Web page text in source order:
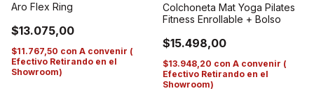
Aro Flex Ring
$13.075,00
$11.767,50 con A convenir (
Efectivo Retirando en el
Showroom)
Colchoneta Mat Yoga Pilates
Fitness Enrollable + Bolso
$15.498,00
$13.948,20 con A convenir (
Efectivo Retirando en el
Showroom)